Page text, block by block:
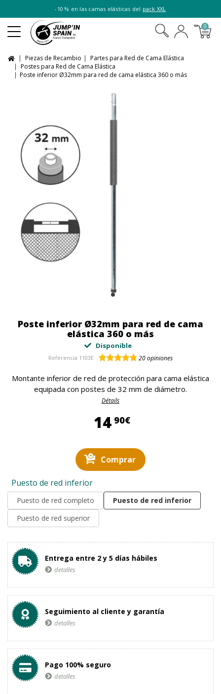
-10 % en las camas elásticas del pack XXL
0
Piezas de Recambio
Partes para Red de Cama Elástica
Postes para Red de Cama Elástica
Poste inferior Ø32mm para red de cama elástica 360 o más
Poste inferior Ø32mm para red de cama
elástica 360 o más
Disponible
Referencia 1103E 20opiniones
Montante inferior de red de protección para cama elástica
equipada con postes de 32 mm de diámetro.
Détails
14 90€14,90 €
Comprar
Puesto de red inferior
Puesto de red completo
Puesto de red inferior
Puesto de red superior
Entrega entre 2 y 5 días hábiles
detalles
Seguimiento al cliente y garantía
detalles
Pago 100% seguro
detalles